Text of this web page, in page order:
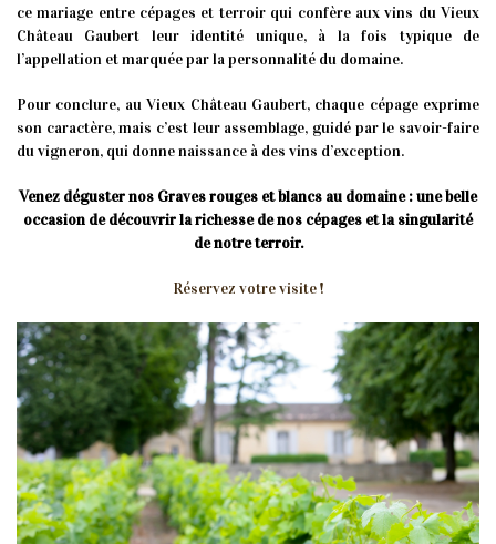
ce mariage entre cépages et terroir qui confère aux vins du Vieux
Château Gaubert leur identité unique, à la fois typique de
l’appellation et marquée par la personnalité du domaine.
Pour conclure, au Vieux Château Gaubert, chaque cépage exprime
son caractère, mais c’est leur assemblage, guidé par le savoir-faire
du vigneron, qui donne naissance à des vins d’exception.
Venez déguster nos Graves rouges et blancs au domaine : une belle
occasion de découvrir la richesse de nos cépages et la singularité
de notre terroir.
Réservez votre visite !